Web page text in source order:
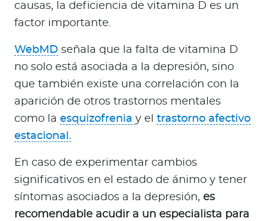
causas, la deficiencia de vitamina D es un
factor importante.
WebMD señala que la falta de vitamina D
no solo está asociada a la depresión, sino
que también existe una correlación con la
aparición de otros trastornos mentales
como la esquizofrenia y el trastorno afectivo
estacional.
En caso de experimentar cambios
significativos en el estado de ánimo y tener
síntomas asociados a la depresión, es
recomendable acudir a un especialista para